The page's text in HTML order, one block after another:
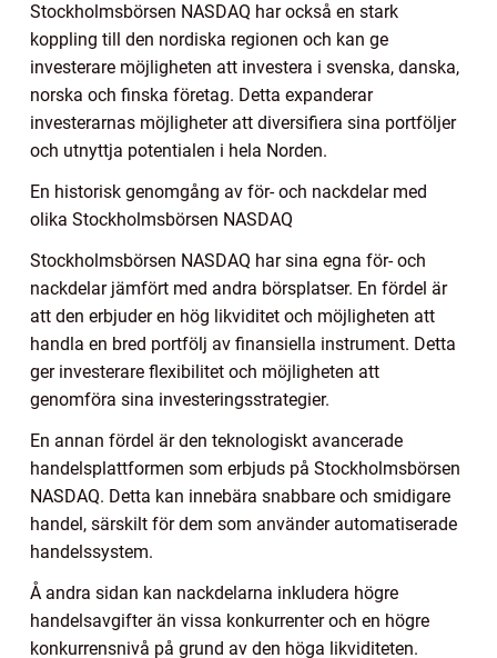
Stockholmsbörsen NASDAQ har också en stark
koppling till den nordiska regionen och kan ge
investerare möjligheten att investera i svenska, danska,
norska och finska företag. Detta expanderar
investerarnas möjligheter att diversifiera sina portföljer
och utnyttja potentialen i hela Norden.
En historisk genomgång av för- och nackdelar med
olika Stockholmsbörsen NASDAQ
Stockholmsbörsen NASDAQ har sina egna för- och
nackdelar jämfört med andra börsplatser. En fördel är
att den erbjuder en hög likviditet och möjligheten att
handla en bred portfölj av finansiella instrument. Detta
ger investerare flexibilitet och möjligheten att
genomföra sina investeringsstrategier.
En annan fördel är den teknologiskt avancerade
handelsplattformen som erbjuds på Stockholmsbörsen
NASDAQ. Detta kan innebära snabbare och smidigare
handel, särskilt för dem som använder automatiserade
handelssystem.
Å andra sidan kan nackdelarna inkludera högre
handelsavgifter än vissa konkurrenter och en högre
konkurrensnivå på grund av den höga likviditeten.